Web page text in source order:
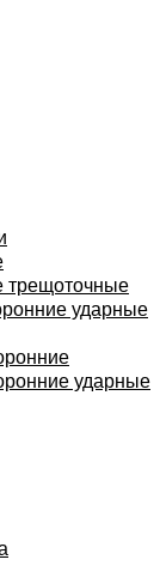
трещоточные
ударные
ударные